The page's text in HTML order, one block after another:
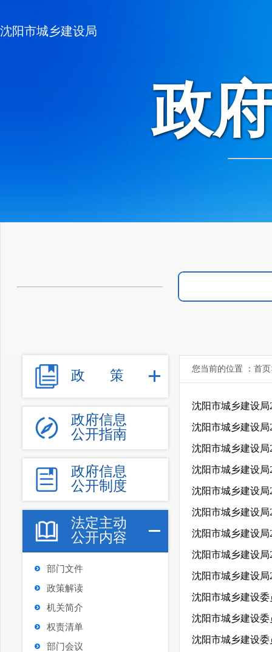
沈阳市城乡建设局
政
政 策
政府信息
公开指南
政府信息
公开制度
法定主动
公开内容
部门文件
政策解读
机关简介
权责清单
部门会议
您当前的位置 ： 首页
沈阳市城乡建设
沈阳市城乡建设
沈阳市城乡建设
沈阳市城乡建设
沈阳市城乡建设
沈阳市城乡建设
沈阳市城乡建设局
沈阳市城乡建设
沈阳市城乡建设局
沈阳市城乡建设委
沈阳市城乡建设委
沈阳市城乡建设委